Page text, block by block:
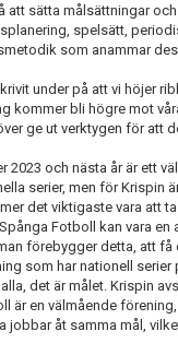
sätta målsättningar
spelsätt,
som anammar
under på att vi höjer
kommer bli högre mot
ge ut verktygen för att
2023 och nästa år är ett
serier, men för Krispin
det viktigaste vara att
Fotboll kan vara en
förebygger detta, att få
som har nationell serier
det är målet. Krispin
är en välmående
jobbar åt samma mål,